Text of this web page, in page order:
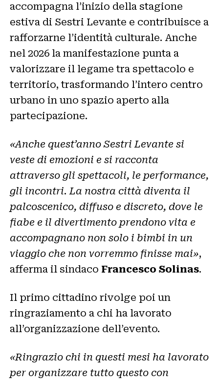
accompagna l’inizio della stagione
estiva di Sestri Levante e contribuisce a
rafforzarne l’identità culturale. Anche
nel 2026 la manifestazione punta a
valorizzare il legame tra spettacolo e
territorio, trasformando l’intero centro
urbano in uno spazio aperto alla
partecipazione.
«Anche quest’anno Sestri Levante si
veste di emozioni e si racconta
attraverso gli spettacoli, le performance,
gli incontri. La nostra città diventa il
palcoscenico, diffuso e discreto, dove le
fiabe e il divertimento prendono vita e
accompagnano non solo i bimbi in un
viaggio che non vorremmo finisse mai»,
afferma il sindaco Francesco Solinas.
Il primo cittadino rivolge poi un
ringraziamento a chi ha lavorato
all’organizzazione dell’evento.
«Ringrazio chi in questi mesi ha lavorato
per organizzare tutto questo con